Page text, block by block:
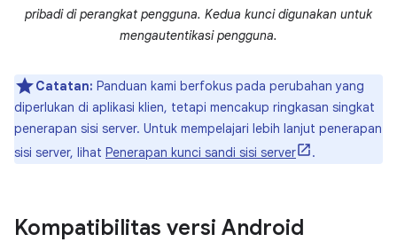
pribadi di perangkat pengguna. Kedua kunci digunakan untuk
mengautentikasi pengguna.
Catatan: Panduan kami berfokus pada perubahan yang
diperlukan di aplikasi klien, tetapi mencakup ringkasan singkat
penerapan sisi server. Untuk mempelajari lebih lanjut penerapan
sisi server, lihat Penerapan kunci sandi sisi server .
Kompatibilitas versi Android